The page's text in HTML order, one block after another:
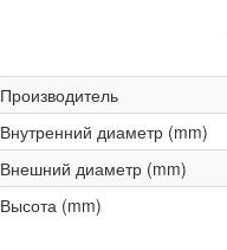
Производитель
Внутренний диаметр (mm)
Внешний диаметр (mm)
Высота (mm)